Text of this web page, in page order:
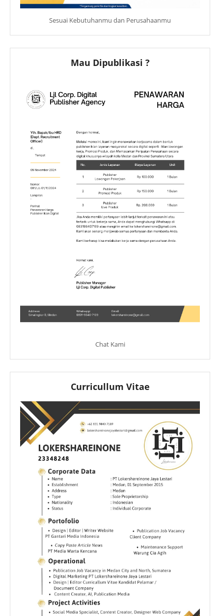
Sesuai Kebutuhanmu dan Perusahaanmu
Mau Dipublikasi ?
Chat Kami
Curricullum Vitae